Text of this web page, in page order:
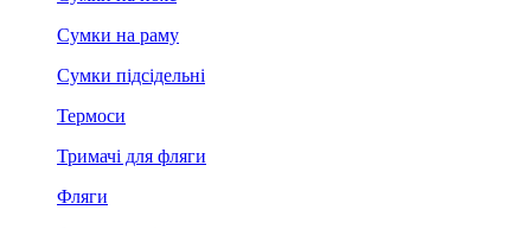
Сумки на раму
Сумки підсідельні
Термоси
Тримачі для фляги
Фляги